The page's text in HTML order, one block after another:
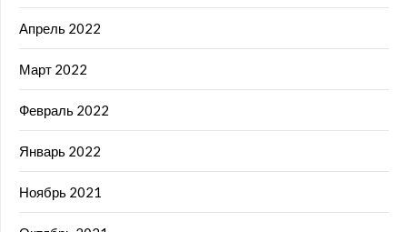
Апрель 2022
Март 2022
Февраль 2022
Январь 2022
Ноябрь 2021